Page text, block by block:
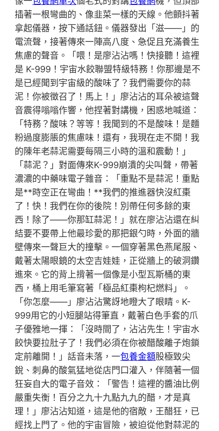
插著一根彎曲的、像韭菜一樣的天線。他顫抖著
拿起儀器，按下通話鈕。儀器發出「滋——」的
電流聲，接著傳來一陣高八度、急促且充滿養生
焦慮的聲音。「喂！是廖沾沾嗎！快接聽！這裡
是 K-999！宇宙水餃聯盟特級特務！你那邊是不
是已經聞到宇宙級的酸味了？我們需要你的蒜
泥！你被徵召了！馬上！」廖沾沾的耳朵被這聲
音震得嗡嗡作響，他捏著對講機，困惑地喊道：
「特務？酸味？等等！我聞到的不是酸味！是麵
粉過度膨脹的焦慮味！還有，我現在走不開！我
的陳年老蒜泥需要每隔三小時的溫和震動！」
「蒜泥？」對面傳來K-999崩潰的尖叫聲，帶著
濃濃的中藥味電子雜音：「重點不是蒜泥！重點
是**時空正在彎曲！**我們的推進器快沒紅棗
了！快！我們在你的後院！別帶任何多餘的東
西！除了——你那缸蒜泥！」就在廖沾沾還在糾
結要不要帶上他最珍愛的那把銀勺時，外面的牆
壁傳來一聲巨大的撞擊。一個穿著黑色燕尾服、
戴著太陽眼鏡的太空吉娃娃，正從牆上的破洞鑽
進來。它的背上揹著一個像是小型瓦斯桶的東
西，桶上用毛筆寫著「極品紅棗枸杞燃料」。
「你怎麼——」廖沾沾驚訝地瞪大了眼睛。K-
999用它的小短腿站得筆直，戴著白色手套的爪
子優雅地一揮：「沒時間了，沾沾先生！宇宙水
餃快要拉肚子了！我們必須在你被醋酸離子炮鎖
定前離開！」話音未落，一包養金額股極致尖
銳、刺鼻的酸氣猛地從店門口灌入，伴隨著一個
狂妄自大的電子音效：「警告！這裡的醬油比例
嚴重失衡！百分之九十九點九九的醋，才是真
理！」廖沾沾知道，這是他的宿敵，王醋狂，已
經找上門了。他的宇宙冒險，被迫從他對蒜泥的